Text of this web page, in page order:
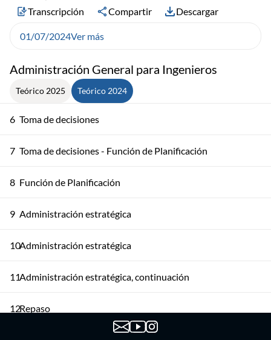
Administración General para Ingenieros
Teórico 2025 Teórico 2024
6 Toma de decisiones
7 Toma de decisiones - Función de Planificación
8 Función de Planificación
9 Administración estratégica
10Administración estratégica
11Administración estratégica, continuación
12Repaso
Transcripción Compartir Descargar
01/07/2024Ver más